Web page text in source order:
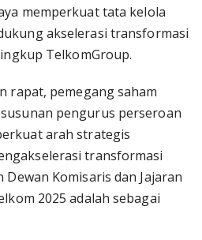
memperkuat tata kelola
akselerasi transformasi
TelkomGroup.
rapat, pemegang saham
pengurus perseroan
arah strategis
transformasi
Komisaris dan Jajaran
2025 adalah sebagai